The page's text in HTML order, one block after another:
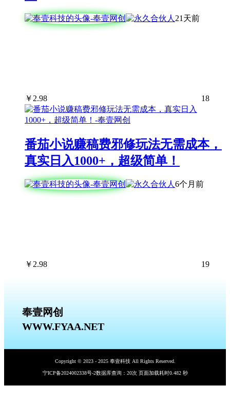
21天前
￥ 2.98 18
番茄小说赚稿费邪修玩法无需成本，
真实日入1000+，超级简单！
6个月前
￥ 2.98 19
奉壹网创
WWW.FYAA.NET
Copyright © 2023 - 2025 奉壹科技 All Rights Reserved.
宁ICP备2024002338号-2数据库查询：20次 页面加载耗时0.482 秒